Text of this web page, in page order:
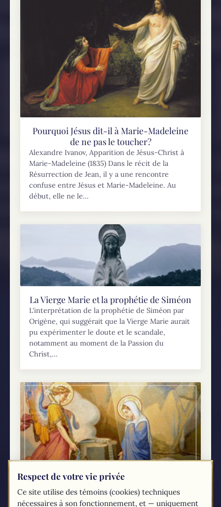
Pourquoi Jésus dit-il à Marie-Madeleine
de ne pas le toucher?
Alexandre Ivanov, Apparition de Jésus-Christ à
Marie-Madeleine (1835) Dans le récit de la
Résurrection de Jean, il y a une rencontre
confuse entre Jésus et Marie-Madeleine. Au
début, elle ne le...
La Vierge Marie et la prophétie de Siméon
L'interprétation de la prophétie de Siméon par
Origène, qui suggérait que la Vierge Marie aurait
pu expérimenter le doute et le scandale,
notamment au moment de la Passion du
Christ,...
Fête de l'Annonciation du Seigneur
Respect de votre vie privée
Ce site utilise des témoins (cookies) techniques
nécessaires à son fonctionnement, et — uniquement